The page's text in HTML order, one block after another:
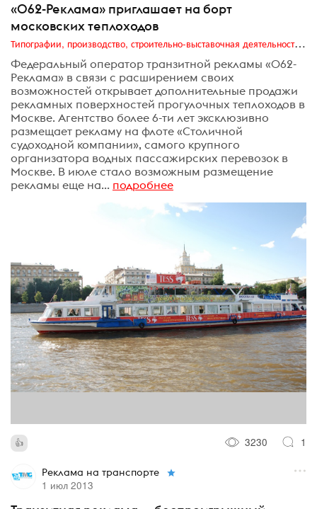
«062-Реклама» приглашает на борт
московских теплоходов
Типографии, производство, строительно-выставочная деятельность, транзитная реклама, издательский бизнес
Федеральный оператор транзитной рекламы «062-
Реклама» в связи с расширением своих
возможностей открывает дополнительные продажи
рекламных поверхностей прогулочных теплоходов в
Москве. Агентство более 6-ти лет эксклюзивно
размещает рекламу на флоте «Столичной
судоходной компании», самого крупного
организатора водных пассажирских перевозок в
Москве. В июле стало возможным размещение
рекламы еще на... подробнее
3230 1
Реклама на транспорте
1 июл 2013